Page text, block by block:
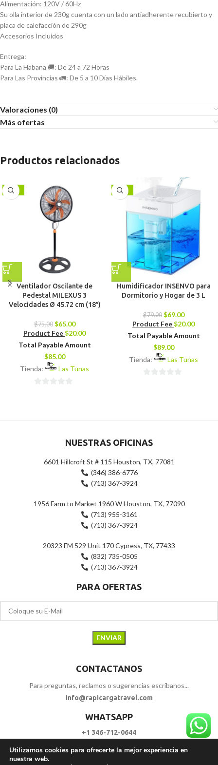
Alimentación: 120V / 60Hz
Su olla interior de 230g cuenta con un lado antiadherente recubierto y
placa de calefacción de 290g
Accesorios Incluidos
Entrega:
Para La Habana 🚚: De 24 a 72 Horas
Para Las Provincias 🚛: De 5 a 10 Días Hábiles.
Valoraciones (0)
Más ofertas
Productos relacionados
-13%
Ventilador Oscilante de
Pedestal MILEXUS 3
Velocidades Ø 45.72 cm (18″)
$75.00 $65.00
Product Fee$20.00
Total Payable Amount
$85.00
Tienda:
Las Tunas
-13%
Humidificador INSENVO para
Dormitorio y Hogar de 3 L
$79.00 $69.00
Product Fee$20.00
Total Payable Amount
$89.00
Tienda:
Las Tunas
NUESTRAS OFICINAS
6601 Hillcroft St # 115 Houston, TX, 77081
(346) 386-6776
(713) 367-3924
1956 Farm to Market 1960 W Houston, TX, 77090
(713) 955-3161
(713) 367-3924
20323 FM 529 Unit 170 Cypress, TX, 77433
(832) 735-0505
(713) 367-3924
PARA OFERTAS
CONTACTANOS
Para preguntas, reclamos o sugerencias escríbanos...
info@rapicargatravel.com
WHATSAPP
+1 346-712-0644
SIGUENOS
Utilizamos cookies para ofrecerte la mejor experiencia en
nuestra web.